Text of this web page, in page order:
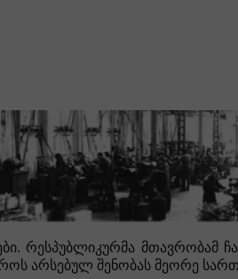
რესპუბლიკურმა მთავრობამ
არსებულ შენობას მეორე